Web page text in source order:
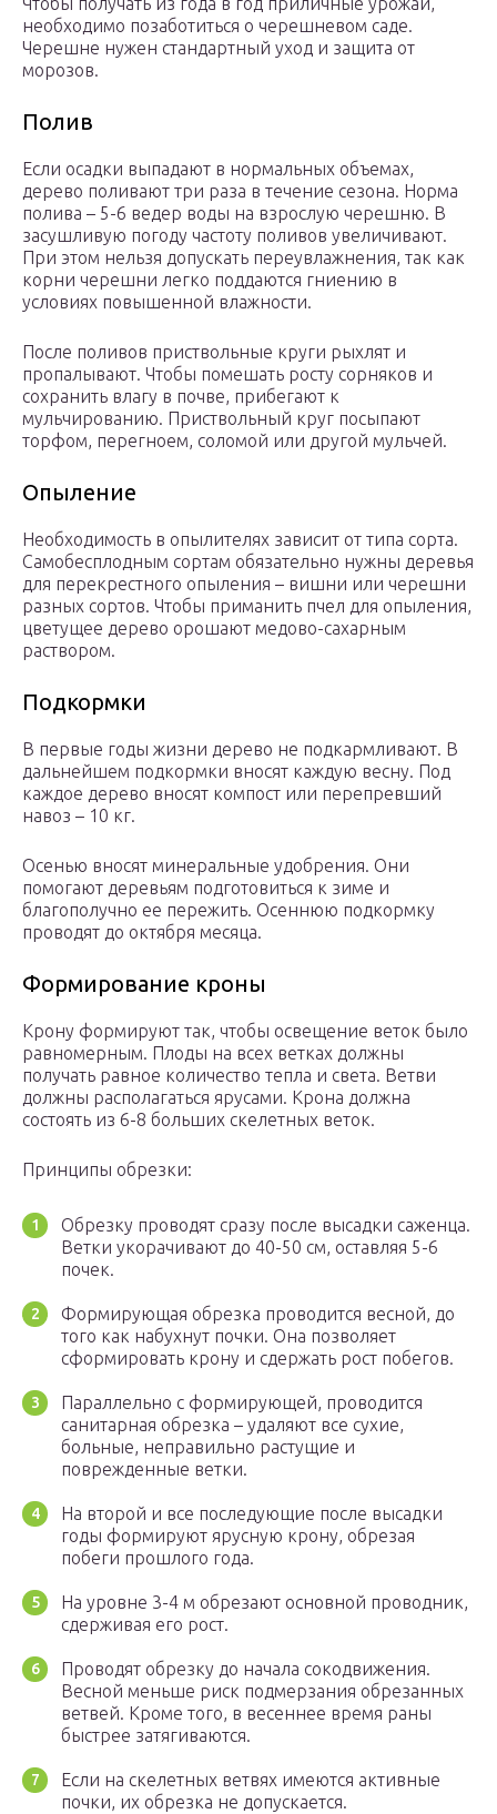
необходимо позаботиться о черешневом саде.
Черешне нужен стандартный уход и защита от
морозов.
Полив
Если осадки выпадают в нормальных объемах,
дерево поливают три раза в течение сезона. Норма
полива – 5-6 ведер воды на взрослую черешню. В
засушливую погоду частоту поливов увеличивают.
При этом нельзя допускать переувлажнения, так как
корни черешни легко поддаются гниению в
условиях повышенной влажности.
После поливов приствольные круги рыхлят и
пропалывают. Чтобы помешать росту сорняков и
сохранить влагу в почве, прибегают к
мульчированию. Приствольный круг посыпают
торфом, перегноем, соломой или другой мульчей.
Опыление
Необходимость в опылителях зависит от типа сорта.
Самобесплодным сортам обязательно нужны деревья
для перекрестного опыления – вишни или черешни
разных сортов. Чтобы приманить пчел для опыления,
цветущее дерево орошают медово-сахарным
раствором.
Подкормки
В первые годы жизни дерево не подкармливают. В
дальнейшем подкормки вносят каждую весну. Под
каждое дерево вносят компост или перепревший
навоз – 10 кг.
Осенью вносят минеральные удобрения. Они
помогают деревьям подготовиться к зиме и
благополучно ее пережить. Осеннюю подкормку
проводят до октября месяца.
Формирование кроны
Крону формируют так, чтобы освещение веток было
равномерным. Плоды на всех ветках должны
получать равное количество тепла и света. Ветви
должны располагаться ярусами. Крона должна
состоять из 6-8 больших скелетных веток.
Принципы обрезки:
Обрезку проводят сразу после высадки саженца.
Ветки укорачивают до 40-50 см, оставляя 5-6
почек.
Формирующая обрезка проводится весной, до
того как набухнут почки. Она позволяет
сформировать крону и сдержать рост побегов.
Параллельно с формирующей, проводится
санитарная обрезка – удаляют все сухие,
больные, неправильно растущие и
поврежденные ветки.
На второй и все последующие после высадки
годы формируют ярусную крону, обрезая
побеги прошлого года.
На уровне 3-4 м обрезают основной проводник,
сдерживая его рост.
Проводят обрезку до начала сокодвижения.
Весной меньше риск подмерзания обрезанных
ветвей. Кроме того, в весеннее время раны
быстрее затягиваются.
Если на скелетных ветвях имеются активные
почки, их обрезка не допускается.